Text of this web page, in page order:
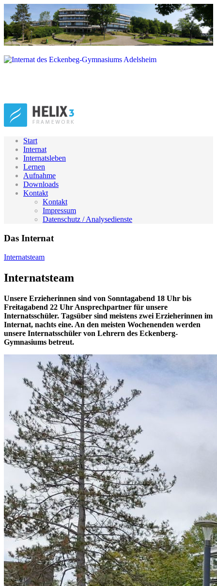
Start
Internat
Internatsleben
Lernen
Aufnahme
Downloads
Kontakt
Kontakt
Impressum
Datenschutz / Analysedienste
Das Internat
Internatsteam
Internatsteam
Unsere Erzieherinnen sind von Sonntagabend 18 Uhr bis
Freitagabend 22 Uhr Ansprechpartner für unsere
Internatsschüler. Tagsüber sind meistens zwei Erzieherinnen im
Internat, nachts eine. An den meisten Wochenenden werden
unsere Internatsschüler von Lehrern des Eckenberg-
Gymnasiums betreut.